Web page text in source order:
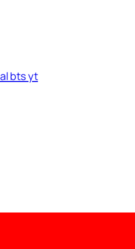
bts yt